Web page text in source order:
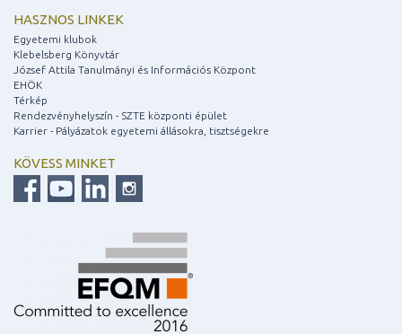
HASZNOS LINKEK
Egyetemi klubok
Klebelsberg Könyvtár
József Attila Tanulmányi és Információs Központ
EHÖK
Térkép
Rendezvényhelyszín - SZTE központi épület
Karrier - Pályázatok egyetemi állásokra, tisztségekre
KÖVESS MINKET